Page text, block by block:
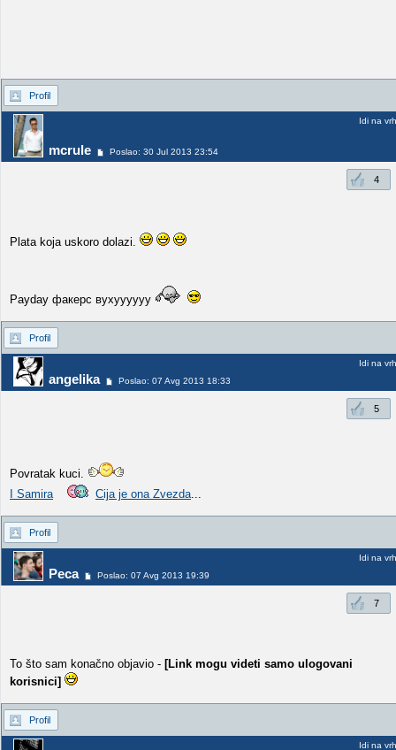
Profil
mcrule Poslao: 30 Jul 2013 23:54
Idi na vrh
4
Plata koja uskoro dolazi.
Payday факерс вухуууууу
Profil
angelika Poslao: 07 Avg 2013 18:33
Idi na vrh
5
Povratak kuci.
I Samira
Cija je ona Zvezda...
Profil
Peca Poslao: 07 Avg 2013 19:39
Idi na vrh
7
To što sam konačno objavio - [Link mogu videti samo ulogovani
korisnici]
Profil
Idi na vrh